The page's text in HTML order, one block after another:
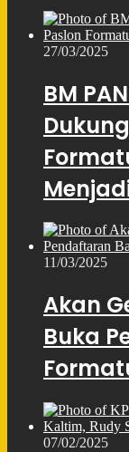
27/03/2025
BM
11/03/2025
Akan
Buka
07/02/2025